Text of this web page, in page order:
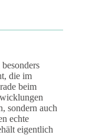
die im
beim
sondern auch
echte
eigentlich